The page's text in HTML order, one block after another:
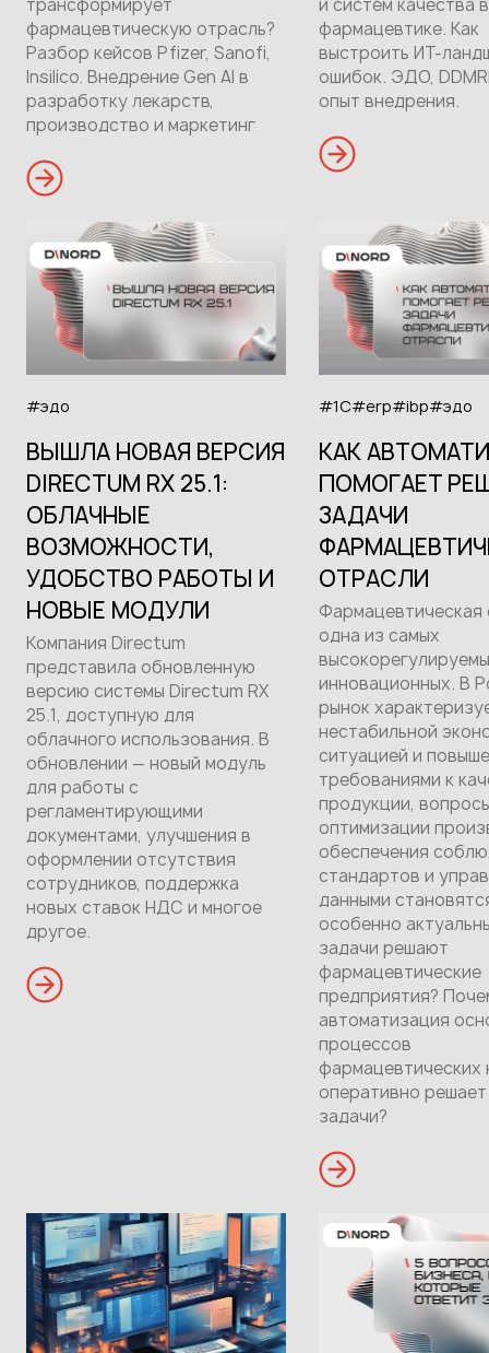
трансформирует
фармацевтическую отрасль?
Разбор кейсов Pfizer, Sanofi,
Insilico. Внедрение Gen AI в
разработку лекарств,
производство и маркетинг
и систем качества в
фармацевтике. Как
выстроить ИТ-
ошибок. ЭДО,
опыт внедрения.
#эдо
ВЫШЛА НОВАЯ ВЕРСИЯ
DIRECTUM RX 25.1:
ОБЛАЧНЫЕ
ВОЗМОЖНОСТИ,
УДОБСТВО РАБОТЫ И
НОВЫЕ МОДУЛИ
Компания Directum
представила обновленную
версию системы Directum RX
25.1, доступную для
облачного использования. В
обновлении — новый модуль
для работы с
регламентирующими
документами, улучшения в
оформлении отсутствия
сотрудников, поддержка
новых ставок НДС и многое
другое.
#1С#erp#ibp#эдо
КАК
ПОМОГАЕТ
ЗАДАЧИ
ОТРАСЛИ
Фармацевтическая
одна из самых
инновационных. В
рынок
нестабильной
ситуацией и
требованиями к
продукции,
оптимизации
обеспечения
стандартов и
данными
особенно
задачи решают
фармацевтические
предприятия?
автоматизация
процессов
фармацевтических
оперативно
задачи?